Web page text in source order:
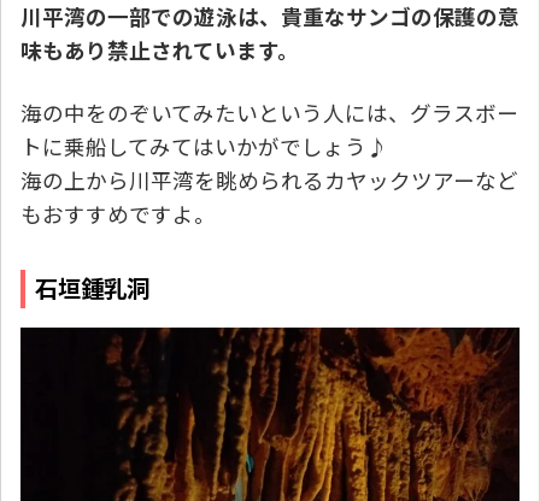
川平湾の一部での遊泳は、貴重なサンゴの保護の意
味もあり禁止されています。
海の中をのぞいてみたいという人には、グラスボー
トに乗船してみてはいかがでしょう♪
海の上から川平湾を眺められるカヤックツアーなど
もおすすめですよ。
石垣鍾乳洞